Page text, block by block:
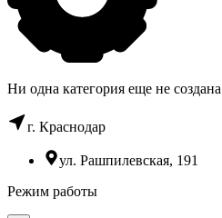
Hи одна категория еще не создана
г. Краснодар
ул. Рашпилевская, 191
Режим работы